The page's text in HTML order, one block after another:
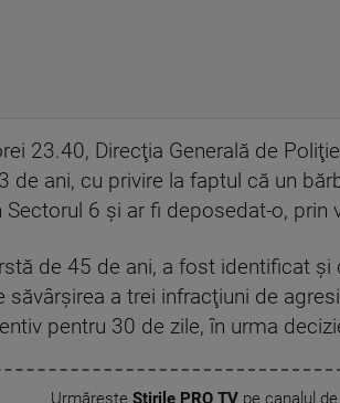
23.40, Direcţia Generală de
de ani, cu privire la faptul că un
6 şi ar fi deposedat-o, prin
de 45 de ani, a fost identificat
a trei infracţiuni de
pentru 30 de zile, în urma
Urmărește Știrile PRO TVpe canalul